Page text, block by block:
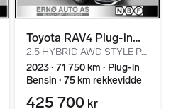
Toyota RAV4 Plug-in
Hybrid
2,5 HYBRID AWD STYLE PANORAMA // FACELIFT // JBL // ACC
2023 ∙ 71 750 km ∙ Plug-in
Bensin ∙ 75 km rekkevidde
425 700 kr